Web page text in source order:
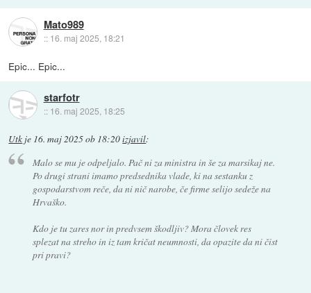
Mato989
:: 16. maj 2025, 18:21
Epic... Epic...
starfotr
:: 16. maj 2025, 18:25
Utk je 16. maj 2025 ob 18:20izjavil:
Malo se mu je odpeljalo. Pač ni za ministra in še za marsikaj ne.
Po drugi strani imamo predsednika vlade, ki na sestanku z
gospodarstvom reče, da ni nič narobe, če firme selijo sedeže na
Hrvaško.
Kdo je tu zares nor in predvsem škodljiv? Mora človek res
splezat na streho in iz tam kričat neumnosti, da opazite da ni čist
pri pravi?